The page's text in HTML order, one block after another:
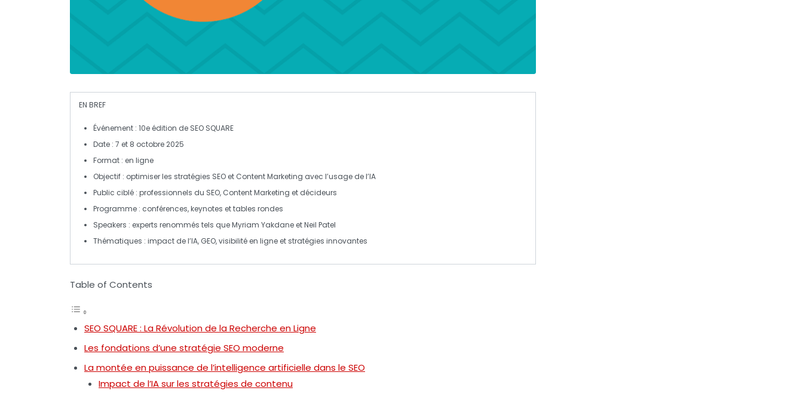
EN BREF
Événement : 10e édition de SEO SQUARE
Date : 7 et 8 octobre 2025
Format : en ligne
Objectif : optimiser les stratégies SEO et Content Marketing avec l’usage de l’IA
Public ciblé : professionnels du SEO, Content Marketing et décideurs
Programme : conférences, keynotes et tables rondes
Speakers : experts renommés tels queMyriam Yakdane etNeil Patel
Thématiques : impact de l’IA, GEO, visibilité en ligne et stratégies innovantes
Table of Contents
SEO SQUARE : La Révolution de la Recherche en Ligne
Les fondations d’une stratégie SEO moderne
La montée en puissance de l’intelligence artificielle dans le SEO
Impact de l’IA sur les stratégies de contenu